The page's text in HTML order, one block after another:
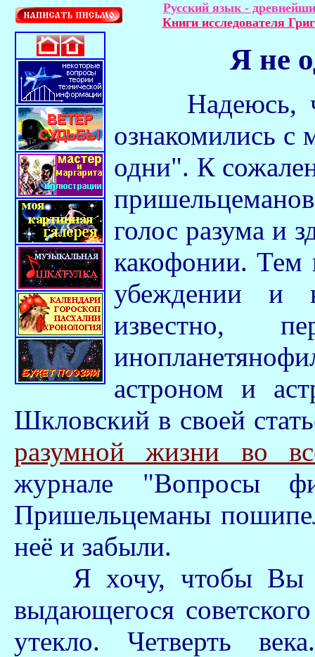
Русский язык -
Книги исследователя
Я не
Надеюсь,
ознакомились
одни". К
голос разума и
какофонии. Тем
убеждении и
известно,
астроном и
Шкловский в своей
разумной жизни во
журнале "Вопросы
Пришельцеманы
неё и забыли.
Я хочу, чтобы Вы
выдающегося
утекло. Четверть